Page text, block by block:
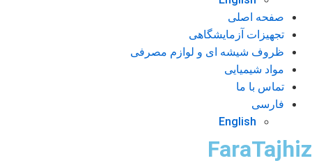
صفحه اصلی
تجهیزات آزمایشگاهی
ظروف شیشه ای و لوازم مصرفی
مواد شیمیایی
تماس با ما
فارسی
English